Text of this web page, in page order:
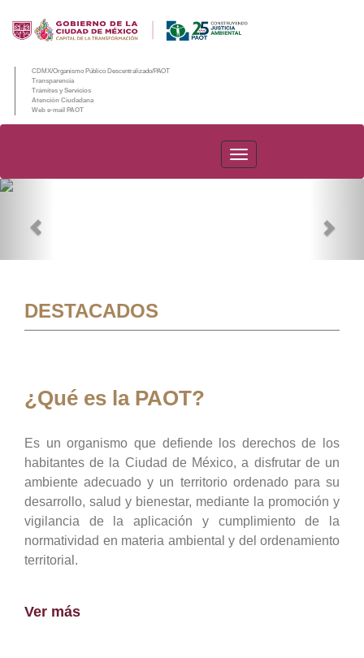
CDMX/Organismo Público Descentralizado/PAOT
Transparencia
Trámites y Servicios
Atención Ciudadana
Web e-mail PAOT
PAOT
DESTACADOS
¿Qué es la PAOT?
Es un organismo que defiende los derechos de los
habitantes de la Ciudad de México, a disfrutar de un
ambiente adecuado y un territorio ordenado para su
desarrollo, salud y bienestar, mediante la promoción y
vigilancia de la aplicación y cumplimiento de la
normatividad en materia ambiental y del ordenamiento
territorial.
Ver más